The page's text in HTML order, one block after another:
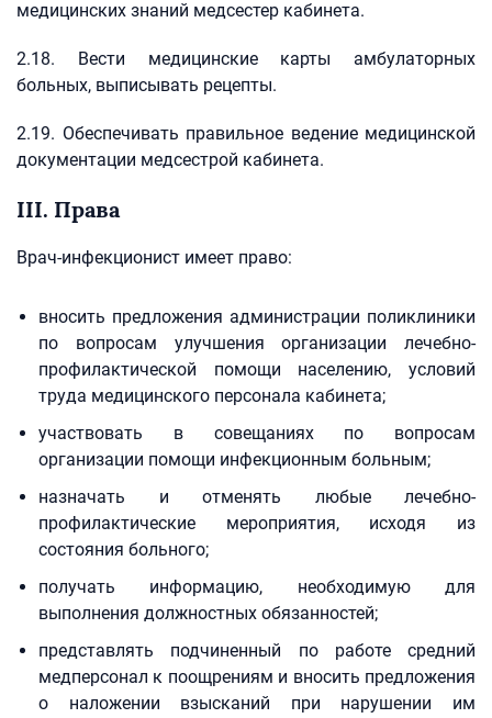
медицинских знаний медсестер кабинета.
2.18. Вести медицинские карты амбулаторных
больных, выписывать рецепты.
2.19. Обеспечивать правильное ведение медицинской
документации медсестрой кабинета.
III. Права
Врач-инфекционист имеет право:
вносить предложения администрации поликлиники
по вопросам улучшения организации лечебно-
профилактической помощи населению, условий
труда медицинского персонала кабинета;
участвовать в совещаниях по вопросам
организации помощи инфекционным больным;
назначать и отменять любые лечебно-
профилактические мероприятия, исходя из
состояния больного;
получать информацию, необходимую для
выполнения должностных обязанностей;
представлять подчиненный по работе средний
медперсонал к поощрениям и вносить предложения
о наложении взысканий при нарушении им